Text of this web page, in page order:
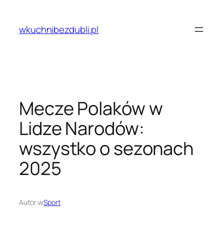
treściwkuchnibezdubli.pl
Mecze Polaków w
Lidze Narodów:
wszystko o sezonach
2025
Autor:wSport